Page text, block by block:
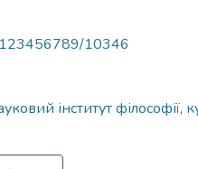
123456789/10346
інститут філософії,